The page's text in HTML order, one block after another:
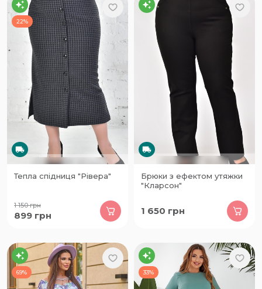
22%
Тепла спідниця "Рівера"
1 150грн
899 грн
Брюки з ефектом утяжки
"Кларсон"
1 650 грн
69% 33%